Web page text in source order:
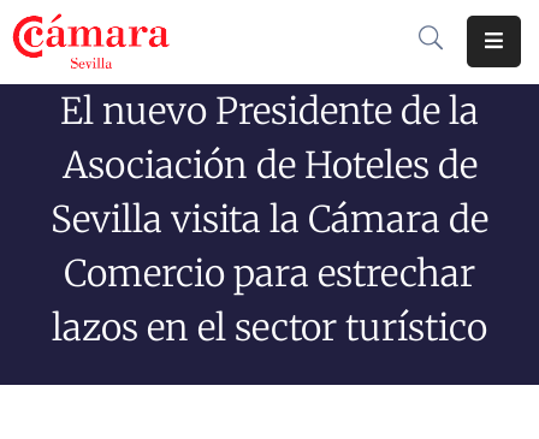
Cámara
Comercio
Soluciones
El nuevo Presidente de la
Asociación de Hoteles de
Sevilla visita la Cámara de
Comercio para estrechar
lazos en el sector turístico